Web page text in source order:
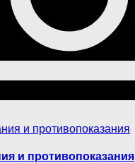
и противопоказания